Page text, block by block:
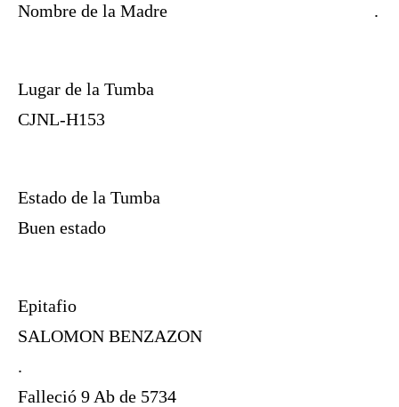
Nombre de la Madre .
Lugar de la Tumba
CJNL-H153
Estado de la Tumba
Buen estado
Epitafio
SALOMON BENZAZON
.
Falleció 9 Ab de 5734